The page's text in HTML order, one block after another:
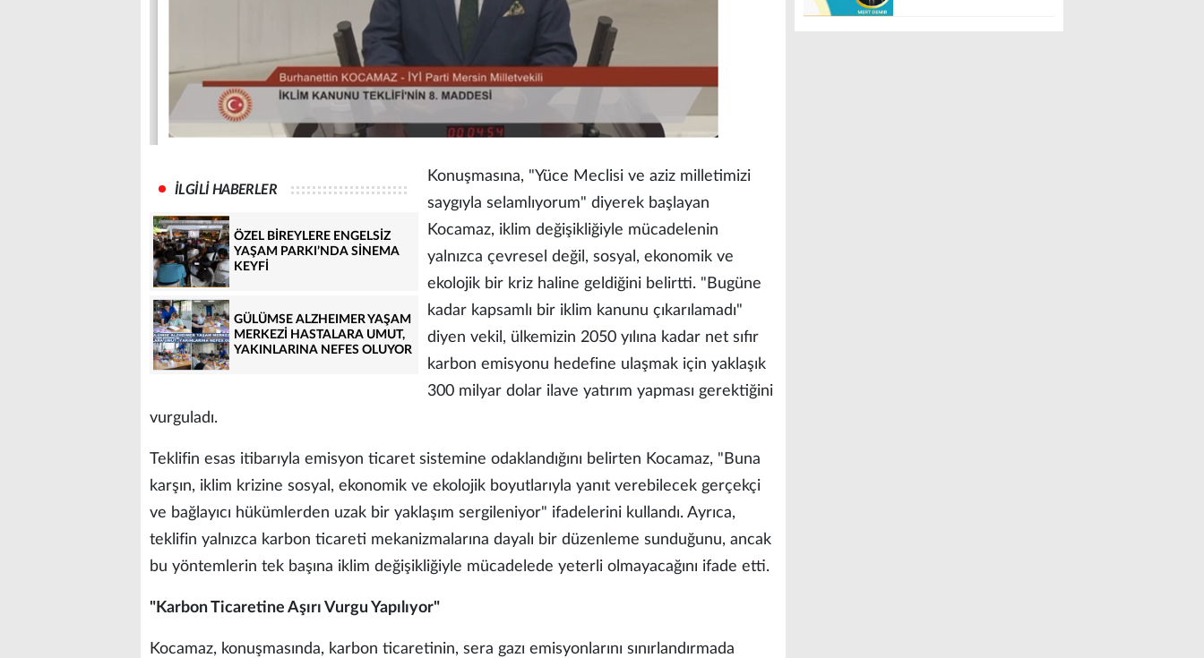
İLGİLİ HABERLER
ÖZEL BİREYLERE ENGELSİZ
YAŞAM PARKI’NDA SİNEMA
KEYFİ
GÜLÜMSE ALZHEIMER YAŞAM
MERKEZİ HASTALARA UMUT,
YAKINLARINA NEFES OLUYOR
Konuşmasına, "Yüce Meclisi ve aziz milletimizi
saygıyla selamlıyorum" diyerek başlayan
Kocamaz, iklim değişikliğiyle mücadelenin
yalnızca çevresel değil, sosyal, ekonomik ve
ekolojik bir kriz haline geldiğini belirtti. "Bugüne
kadar kapsamlı bir iklim kanunu çıkarılamadı"
diyen vekil, ülkemizin 2050 yılına kadar net sıfır
karbon emisyonu hedefine ulaşmak için yaklaşık
300 milyar dolar ilave yatırım yapması gerektiğini
vurguladı.
Teklifin esas itibarıyla emisyon ticaret sistemine odaklandığını belirten Kocamaz, "Buna
karşın, iklim krizine sosyal, ekonomik ve ekolojik boyutlarıyla yanıt verebilecek gerçekçi
ve bağlayıcı hükümlerden uzak bir yaklaşım sergileniyor" ifadelerini kullandı. Ayrıca,
teklifin yalnızca karbon ticareti mekanizmalarına dayalı bir düzenleme sunduğunu, ancak
bu yöntemlerin tek başına iklim değişikliğiyle mücadelede yeterli olmayacağını ifade etti.
"Karbon Ticaretine Aşırı Vurgu Yapılıyor"
Kocamaz, konuşmasında, karbon ticaretinin, sera gazı emisyonlarını sınırlandırmada